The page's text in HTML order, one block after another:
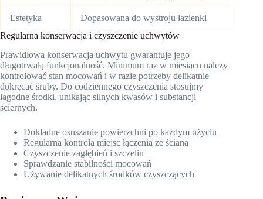
Estetyka
Dopasowana do wystroju łazienki
Regularna konserwacja i czyszczenie uchwytów
Prawidłowa konserwacja uchwytu gwarantuje jego
długotrwałą funkcjonalność. Minimum raz w miesiącu należy
kontrolować stan mocowań i w razie potrzeby delikatnie
dokręcać śruby. Do codziennego czyszczenia stosujmy
łagodne środki, unikając silnych kwasów i substancji
ściernych.
Dokładne osuszanie powierzchni po każdym użyciu
Regularna kontrola miejsc łączenia ze ścianą
Czyszczenie zagłębień i szczelin
Sprawdzanie stabilności mocowań
Używanie delikatnych środków czyszczących